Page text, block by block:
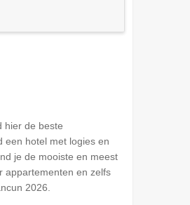
hier de beste
een hotel met logies en
je de mooiste en meest
appartementen en zelfs
2026.